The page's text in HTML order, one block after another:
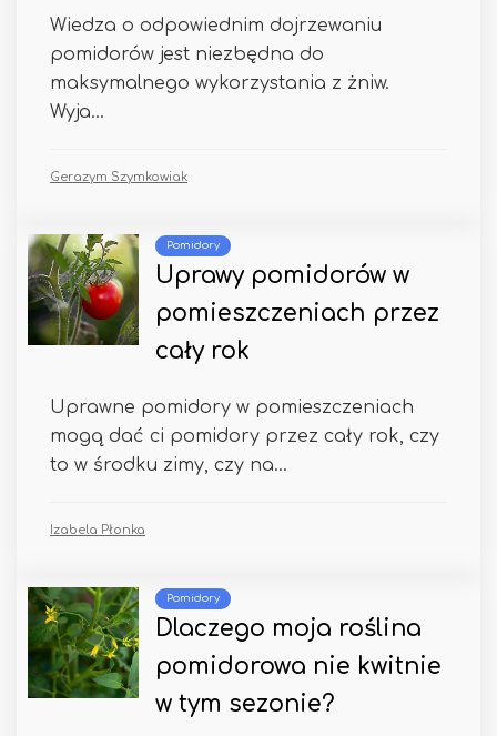
Wiedza o odpowiednim dojrzewaniu
pomidorów jest niezbędna do
maksymalnego wykorzystania z żniw.
Wyja...
Gerazym Szymkowiak
Pomidory
Uprawy pomidorów w
pomieszczeniach przez
cały rok
Uprawne pomidory w pomieszczeniach
mogą dać ci pomidory przez cały rok, czy
to w środku zimy, czy na...
Izabela Płonka
Pomidory
Dlaczego moja roślina
pomidorowa nie kwitnie
w tym sezonie?